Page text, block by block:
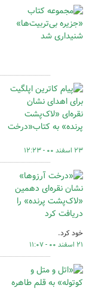
۲۳ اسفند ۰۰ - ۱۲:۲۳
خود کرد.
۲۱ اسفند ۰۰ - ۱۱:۰۷